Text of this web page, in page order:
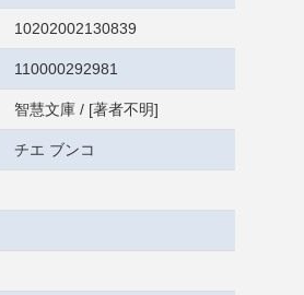
10202002130839
110000292981
智慧文庫 / [著者不明]
チエ ブンコ